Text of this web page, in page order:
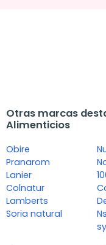
Otras marcas
Alimenticios
Obire
Pranarom
Lanier
Colnatur
Lamberts
Soria natural